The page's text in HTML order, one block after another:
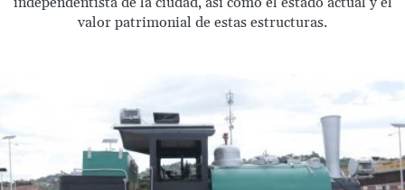
valor patrimonial de estas estructuras.